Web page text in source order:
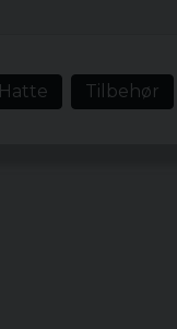
Hatte Tilbehør